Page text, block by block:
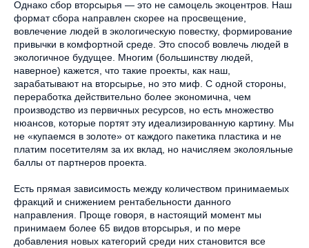
Однако сбор вторсырья — это не самоцель экоцентров. Наш
формат сбора направлен скорее на просвещение,
вовлечение людей в экологическую повестку, формирование
привычки в комфортной среде. Это способ вовлечь людей в
экологичное будущее. Многим (большинству людей,
наверное) кажется, что такие проекты, как наш,
зарабатывают на вторсырье, но это миф. С одной стороны,
переработка действительно более экономична, чем
производство из первичных ресурсов, но есть множество
нюансов, которые портят эту идеализированную картину. Мы
не «купаемся в золоте» от каждого пакетика пластика и не
платим посетителям за их вклад, но начисляем эколояльные
баллы от партнеров проекта.
Есть прямая зависимость между количеством принимаемых
фракций и снижением рентабельности данного
направления. Проще говоря, в настоящий момент мы
принимаем более 65 видов вторсырья, и по мере
добавления новых категорий среди них становится все